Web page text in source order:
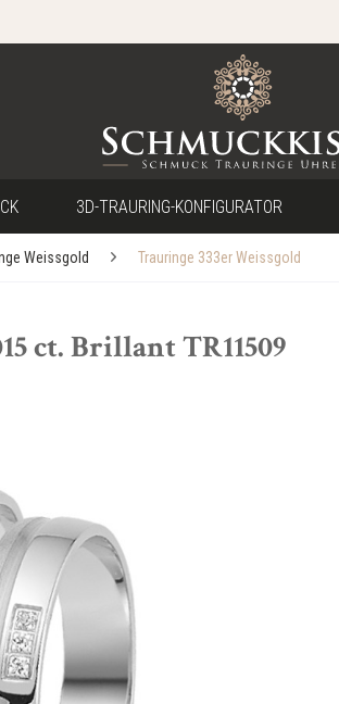
3D-TRAURING-KONFIGURATOR
Weissgold Trauringe 333er Weissgold
ct. Brillant TR11509